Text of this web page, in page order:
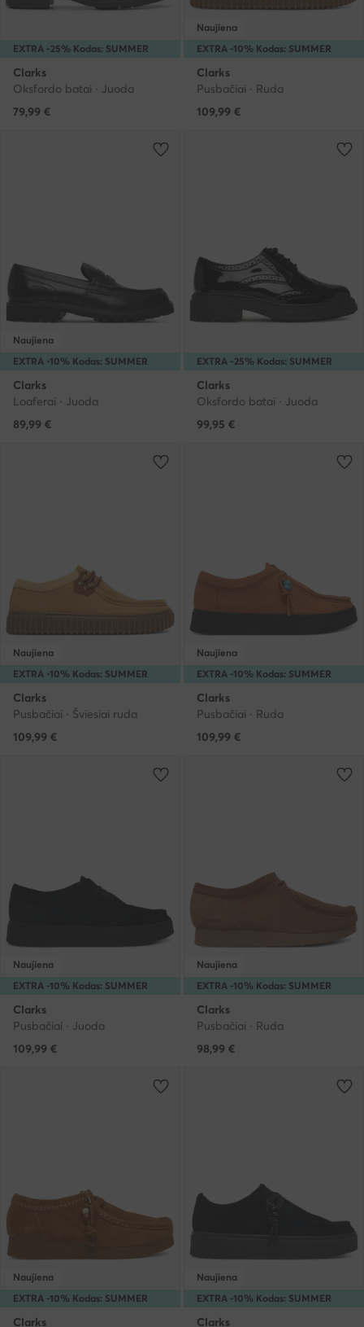
EXTRA -25% Kodas: SUMMER
Clarks
Oksfordo batai · Juoda
79,99 €
EXTRA -10% Kodas: SUMMER
Naujiena
Clarks
Pusbačiai · Ruda
109,99 €
EXTRA -10% Kodas: SUMMER
Naujiena
Clarks
Loaferai · Juoda
89,99 €
EXTRA -25% Kodas: SUMMER
Clarks
Oksfordo batai · Juoda
99,95 €
EXTRA -10% Kodas: SUMMER
Naujiena
Clarks
Pusbačiai · Šviesiai ruda
109,99 €
EXTRA -10% Kodas: SUMMER
Naujiena
Clarks
Pusbačiai · Ruda
109,99 €
EXTRA -10% Kodas: SUMMER
Naujiena
Clarks
Pusbačiai · Juoda
109,99 €
EXTRA -10% Kodas: SUMMER
Naujiena
Clarks
Pusbačiai · Ruda
98,99 €
EXTRA -10% Kodas: SUMMER
Naujiena
Clarks
EXTRA -10% Kodas: SUMMER
Naujiena
Clarks